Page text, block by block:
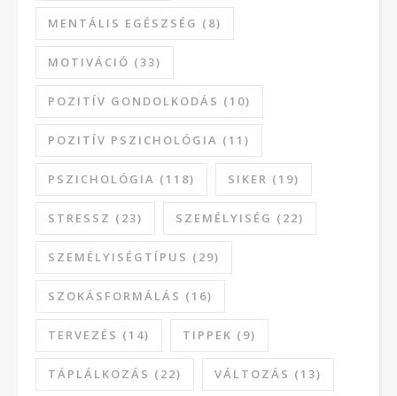
MENTÁLIS EGÉSZSÉG (8)
MOTIVÁCIÓ (33)
POZITÍV GONDOLKODÁS (10)
POZITÍV PSZICHOLÓGIA (11)
PSZICHOLÓGIA (118) SIKER (19)
STRESSZ (23) SZEMÉLYISÉG (22)
SZEMÉLYISÉGTÍPUS (29)
SZOKÁSFORMÁLÁS (16)
TERVEZÉS (14) TIPPEK (9)
TÁPLÁLKOZÁS (22) VÁLTOZÁS (13)